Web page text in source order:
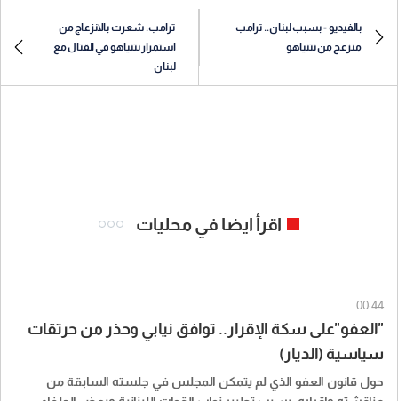
بالفيديو - بسبب لبنان.. ترامب
منزعج من نتنياهو
ترامب: شعرت بالانزعاج من
استمرار نتنياهو في القتال مع
لبنان
اقرأ ايضا في محليات
00:44
"العفو"على سكة الإقرار.. توافق نيابي وحذر من حرتقات
سياسية (الديار)
حول قانون العفو الذي لم يتمكن المجلس في جلسته السابقة من